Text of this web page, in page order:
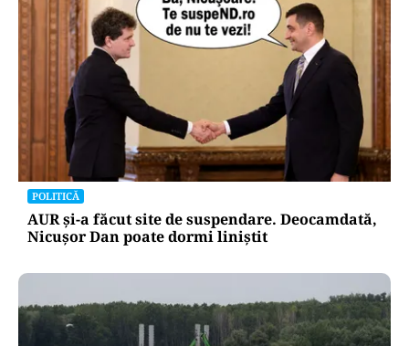
POLITICĂ
AUR și-a făcut site de suspendare. Deocamdată,
Nicușor Dan poate dormi liniștit